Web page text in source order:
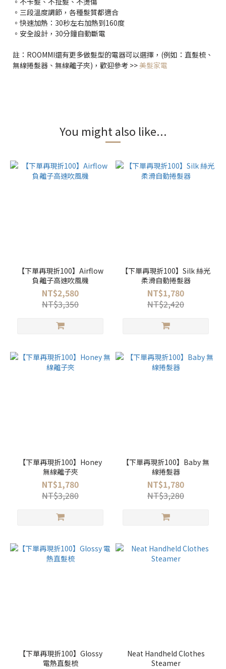
。三段溫度調節，各種髮質都適合
。快速加熱：30秒左右加熱到160度
。安全設計，30分鐘自動斷電
註：ROOMMI還有更多做髮型的電器可以選擇，(例如：直髮梳、
無線捲髮器、無線離子夾)，歡迎參考 >> 美髮家電
You might also like...
【下單再現折100】Airflow
負離子高速吹風機
NT$2,580
NT$3,350
【下單再現折100】Silk 絲光
柔滑自動捲髮器
NT$1,780
NT$2,420
【下單再現折100】Honey
無線離子夾
NT$1,780
NT$3,280
【下單再現折100】Baby 無
線捲髮器
NT$1,780
NT$3,280
【下單再現折100】Glossy
電熱直髮梳
Neat Handheld Clothes
Steamer